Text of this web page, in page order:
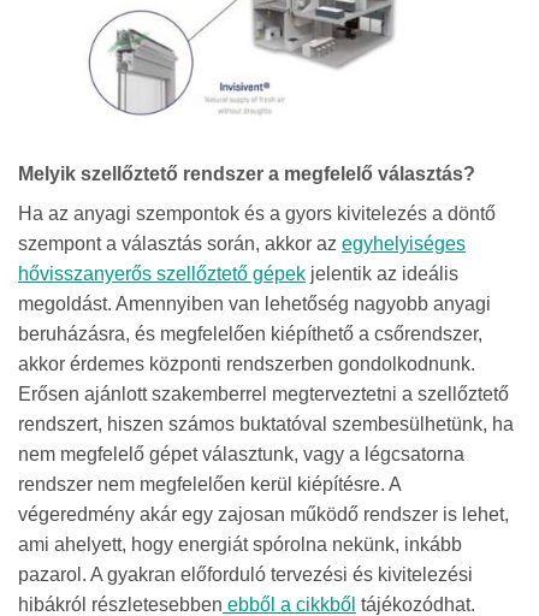
Melyik szellőztető rendszer a megfelelő választás?
Ha az anyagi szempontok és a gyors kivitelezés a döntő
szempont a választás során, akkor az egyhelyiséges
hővisszanyerős szellőztető gépek jelentik az ideális
megoldást. Amennyiben van lehetőség nagyobb anyagi
beruházásra, és megfelelően kiépíthető a csőrendszer,
akkor érdemes központi rendszerben gondolkodnunk.
Erősen ajánlott szakemberrel megterveztetni a szellőztető
rendszert, hiszen számos buktatóval szembesülhetünk, ha
nem megfelelő gépet választunk, vagy a légcsatorna
rendszer nem megfelelően kerül kiépítésre. A
végeredmény akár egy zajosan működő rendszer is lehet,
ami ahelyett, hogy energiát spórolna nekünk, inkább
pazarol. A gyakran előforduló tervezési és kivitelezési
hibákról részletesebben ebből a cikkből tájékozódhat.